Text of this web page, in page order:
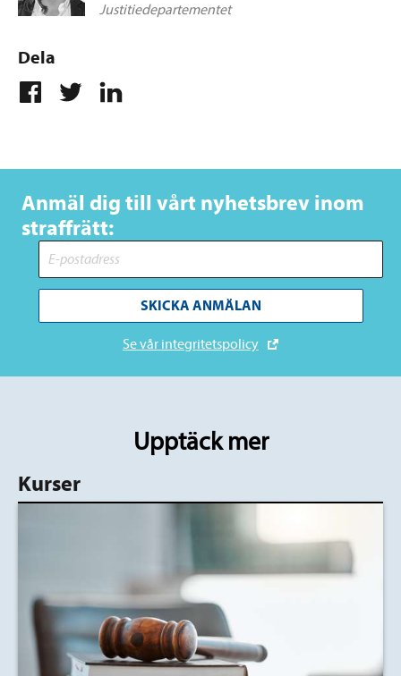
Justitiedepartementet
Dela
Anmäl dig till vårt nyhetsbrev inom
straffrätt:
SKICKA ANMÄLAN
Se vår integritetspolicy
Upptäck mer
Kurser